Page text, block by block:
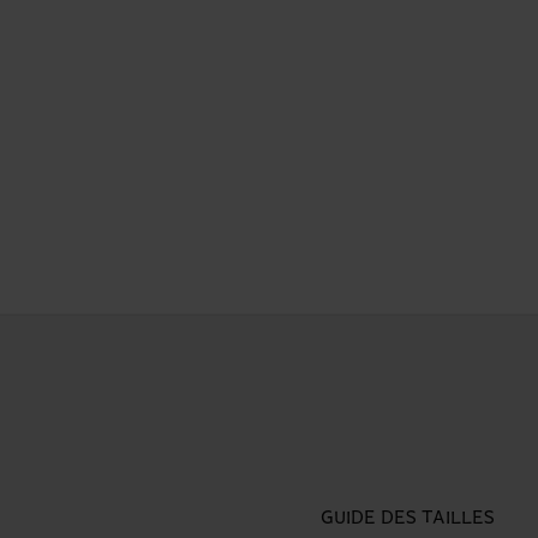
GUIDE DES TAILLES